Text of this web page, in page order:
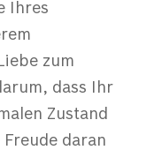
Ihres
zum
dass Ihr
Zustand
daran